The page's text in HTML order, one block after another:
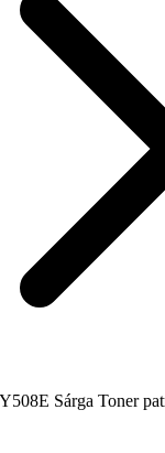
Sárga Toner